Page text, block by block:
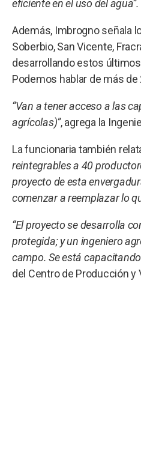
eficiente en el uso del agua”.
Además, Imbrogno señala
Soberbio, San Vicente,
desarrollando estos
Podemos hablar de más de
“Van a tener acceso a las
agrícolas)”, agrega la
La funcionaria también
reintegrables a 40
proyecto de esta
comenzar a reemplazar lo
“El proyecto se desarrolla
protegida; y un ingeniero
campo. Se está
del Centro de Producción